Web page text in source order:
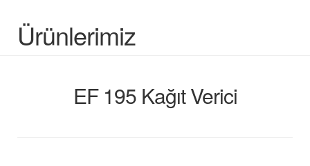
Ürünlerimiz
EF 195 Kağıt Verici